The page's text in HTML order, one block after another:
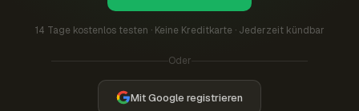
14 Tage kostenlos testen · Keine Kreditkarte · Jederzeit kündbar
Oder
Mit Google registrieren